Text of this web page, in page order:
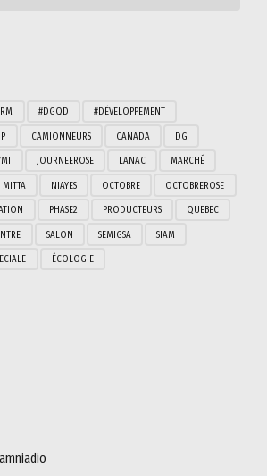
#DGQD #DÉVELOPPEMENT
CAMIONNEURS CANADA DG
JOURNEEROSE LANAC MARCHÉ
MITTA NIAYES OCTOBRE OCTOBREROSE
PHASE2 PRODUCTEURS QUEBEC
SALON SEMIGSA SIAM
ÉCOLOGIE